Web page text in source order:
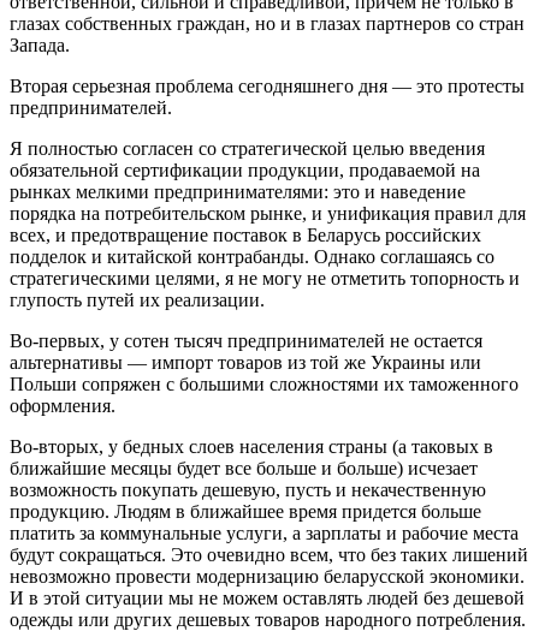
глазах собственных граждан, но и в глазах партнеров со стран
Запада.
Вторая серьезная проблема сегодняшнего дня — это протесты
предпринимателей.
Я полностью согласен со стратегической целью введения
обязательной сертификации продукции, продаваемой на
рынках мелкими предпринимателями: это и наведение
порядка на потребительском рынке, и унификация правил для
всех, и предотвращение поставок в Беларусь российских
подделок и китайской контрабанды. Однако соглашаясь со
стратегическими целями, я не могу не отметить топорность и
глупость путей их реализации.
Во-первых, у сотен тысяч предпринимателей не остается
альтернативы — импорт товаров из той же Украины или
Польши сопряжен с большими сложностями их таможенного
оформления.
Во-вторых, у бедных слоев населения страны (а таковых в
ближайшие месяцы будет все больше и больше) исчезает
возможность покупать дешевую, пусть и некачественную
продукцию. Людям в ближайшее время придется больше
платить за коммунальные услуги, а зарплаты и рабочие места
будут сокращаться. Это очевидно всем, что без таких лишений
невозможно провести модернизацию беларусской экономики.
И в этой ситуации мы не можем оставлять людей без дешевой
одежды или других дешевых товаров народного потребления.